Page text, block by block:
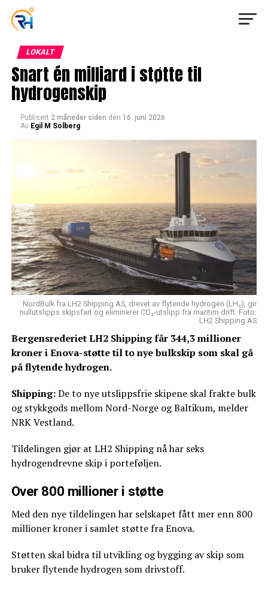
LOKALT
Snart én milliard i støtte til
hydrogenskip
Publisert 2 måneder siden den 16. juni 2026
Av Egil M Solberg
NordBulk fra LH2 Shipping AS, drevet av flytende hydrogen (LH₂), gir
nullutslipps skipsfart og eliminerer CO₂-utslipp fra maritim drift. Foto:
LH2 Shipping AS
Bergensrederiet LH2 Shipping får 344,3 millioner
kroner i Enova-støtte til to nye bulkskip som skal gå
på flytende hydrogen.
Shipping:De to nye utslippsfrie skipene skal frakte bulk
og stykkgods mellom Nord-Norge og Baltikum, melder
NRK Vestland.
Tildelingen gjør at LH2 Shipping nå har seks
hydrogendrevne skip i porteføljen.
Over 800 millioner i støtte
Med den nye tildelingen har selskapet fått mer enn 800
millioner kroner i samlet støtte fra Enova.
Støtten skal bidra til utvikling og bygging av skip som
bruker flytende hydrogen som drivstoff.